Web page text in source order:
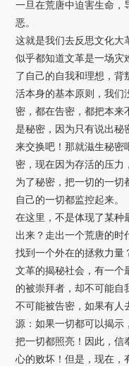
一旦在荒唐中迫害生命，
恶。
这就是我们去反思文化大
似乎都知道文革是一场灾
了自己的自我和理想，背
活本身的基本原则，我们
密，都在告密，都把本来
是秘密，因为只有说出秘
来交换吧！那就滋生秘密
密，现在因为存活的压力
为了秘密，把一切的一切
自己的一切都监控起来。
在这里，不是体现了某种
出来？走出一个荒唐的时
找到一个外在的拯救力量
文革的揭秘社会，有一个
的被崇拜者，却不可能自
不可能被告密，如果有人
源：如果一切都可以揭
把一切都照亮！因此，信
心的败坏！但是，现在，